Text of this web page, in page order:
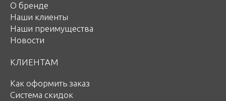
О бренде
Наши клиенты
Наши преимущества
Новости
КЛИЕНТАМ
Как оформить заказ
Система скидок